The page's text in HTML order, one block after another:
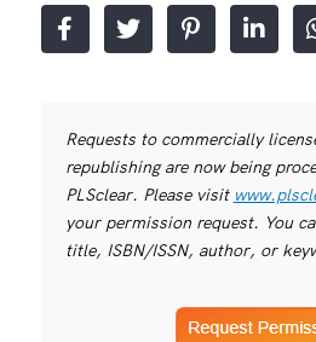
Requests to commercially
republishing are now being
PLSclear. Please visit
your permission request. You
title, ISBN/ISSN, author, or